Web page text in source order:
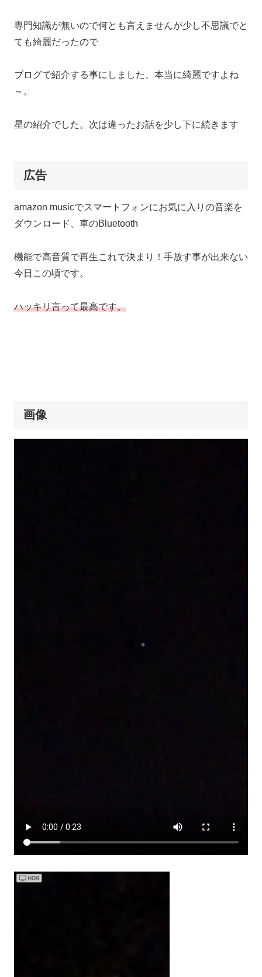
専門知識が無いので何とも言えませんが少し不思議でと
ても綺麗だったので
ブログで紹介する事にしました、本当に綺麗ですよね
～。
星の紹介でした。次は違ったお話を少し下に続きます
広告
amazon musicでスマートフォンにお気に入りの音楽を
ダウンロード、車のBluetooth
機能で高音質で再生これで決まり！手放す事が出来ない
今日この頃です。
ハッキリ言って最高です。
画像